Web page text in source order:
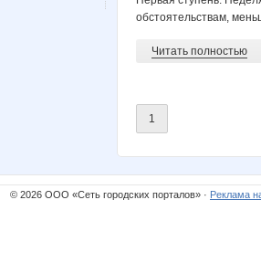
обстоятельствам,
Читать полностью
1
© 2026 ООО «Сеть городских порталов» · Реклама